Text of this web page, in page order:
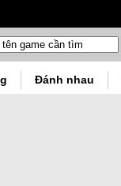
Đánh nhau